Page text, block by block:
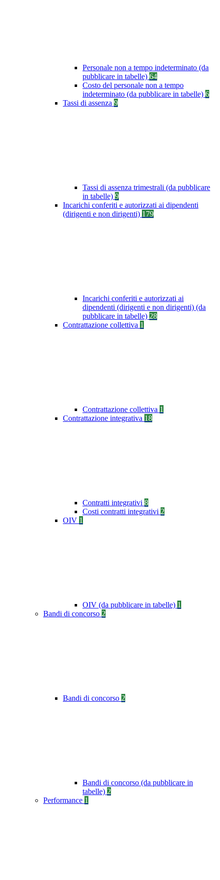
Personale non a tempo indeterminato (da
pubblicare in tabelle) 64
Costo del personale non a tempo
indeterminato (da pubblicare in tabelle) 6
Tassi di assenza 9
Tassi di assenza trimestrali (da pubblicare
in tabelle) 9
Incarichi conferiti e autorizzati ai dipendenti
(dirigenti e non dirigenti) 179
Incarichi conferiti e autorizzati ai
dipendenti (dirigenti e non dirigenti) (da
pubblicare in tabelle) 28
Contrattazione collettiva 1
Contrattazione collettiva 1
Contrattazione integrativa 18
Contratti integrativi 8
Costi contratti integrativi 2
OIV 1
OIV (da pubblicare in tabelle) 1
Bandi di concorso 2
Bandi di concorso 2
Bandi di concorso (da pubblicare in
tabelle) 2
Performance 1